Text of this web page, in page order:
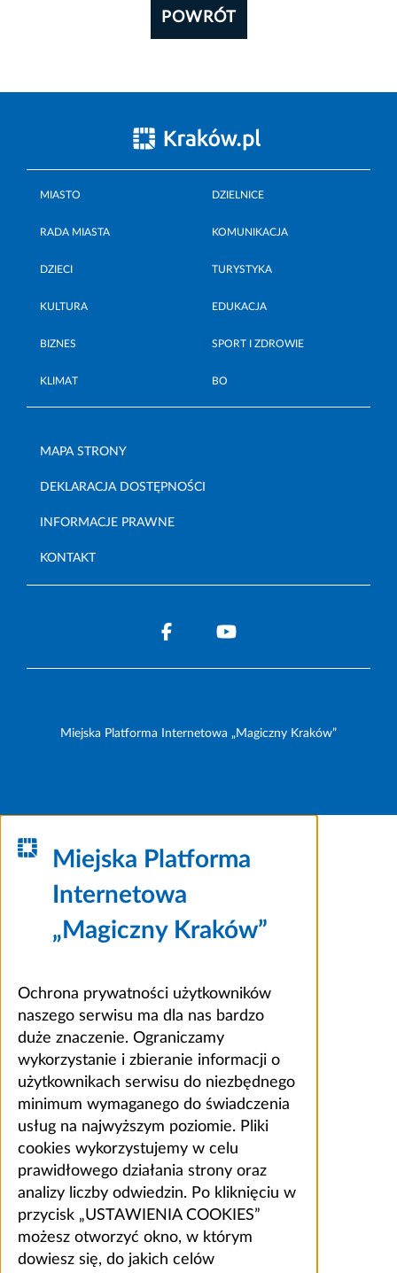
POWRÓT
MIASTO DZIELNICE
RADA MIASTA KOMUNIKACJA
DZIECI TURYSTYKA
KULTURA EDUKACJA
BIZNES SPORT I ZDROWIE
KLIMAT BO
MAPA STRONY
DEKLARACJA DOSTĘPNOŚCI
INFORMACJE PRAWNE
KONTAKT
Miejska Platforma Internetowa „Magiczny Kraków”
Miejska Platforma
Internetowa
„Magiczny Kraków”
Ochrona prywatności użytkowników
naszego serwisu ma dla nas bardzo
duże znaczenie. Ograniczamy
wykorzystanie i zbieranie informacji o
użytkownikach serwisu do niezbędnego
minimum wymaganego do świadczenia
usług na najwyższym poziomie. Pliki
cookies wykorzystujemy w celu
prawidłowego działania strony oraz
analizy liczby odwiedzin. Po kliknięciu w
przycisk „USTAWIENIA COOKIES”
możesz otworzyć okno, w którym
dowiesz się, do jakich celów